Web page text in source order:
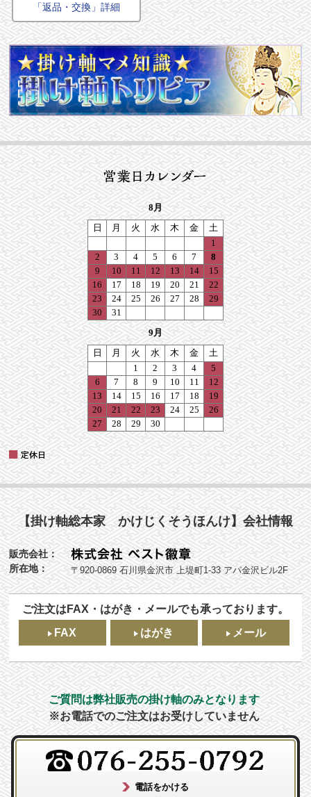
「返品・交換」詳細
【掛け軸総本家 かけじくそうほんけ】会社情報
販売会社：
所在地：
〒920-0869 石川県金沢市 上堤町1-33 アパ金沢ビル2F
ご注文はFAX・はがき・メールでも承っております。
FAX
はがき メール
ご質問は弊社販売の掛け軸のみとなります
※お電話でのご注文はお受けしていません